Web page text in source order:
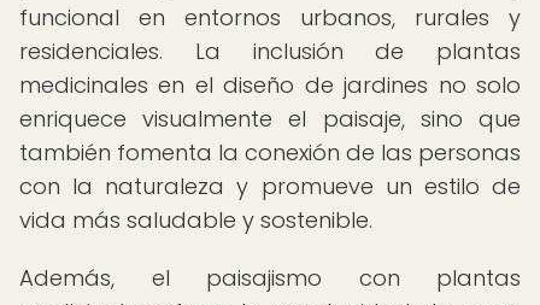
funcional en entornos urbanos, rurales y
residenciales. La inclusión de plantas
medicinales en el diseño de jardines no solo
enriquece visualmente el paisaje, sino que
también fomenta la conexión de las personas
con la naturaleza y promueve un estilo de
vida más saludable y sostenible.
Además, el paisajismo con plantas